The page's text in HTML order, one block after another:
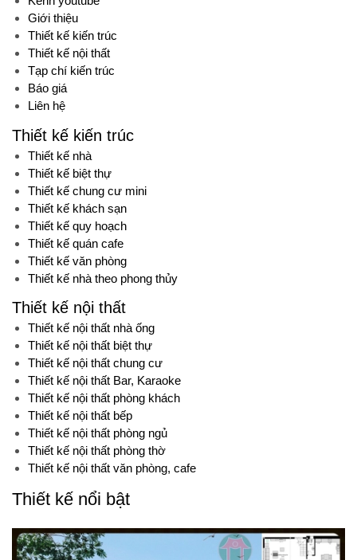
Giới thiệu
Thiết kế kiến trúc
Thiết kế nội thất
Tạp chí kiến trúc
Báo giá
Liên hệ
Thiết kế kiến trúc
Thiết kế nhà
Thiết kế biệt thự
Thiết kế chung cư mini
Thiết kế khách sạn
Thiết kế quy hoạch
Thiết kế quán cafe
Thiết kế văn phòng
Thiết kế nhà theo phong thủy
Thiết kế nội thất
Thiết kế nội thất nhà ống
Thiết kế nội thất biệt thự
Thiết kế nội thất chung cư
Thiết kế nội thất Bar, Karaoke
Thiết kế nội thất phòng khách
Thiết kế nội thất bếp
Thiết kế nội thất phòng ngủ
Thiết kế nội thất phòng thờ
Thiết kế nội thất văn phòng, cafe
Thiết kế nổi bật